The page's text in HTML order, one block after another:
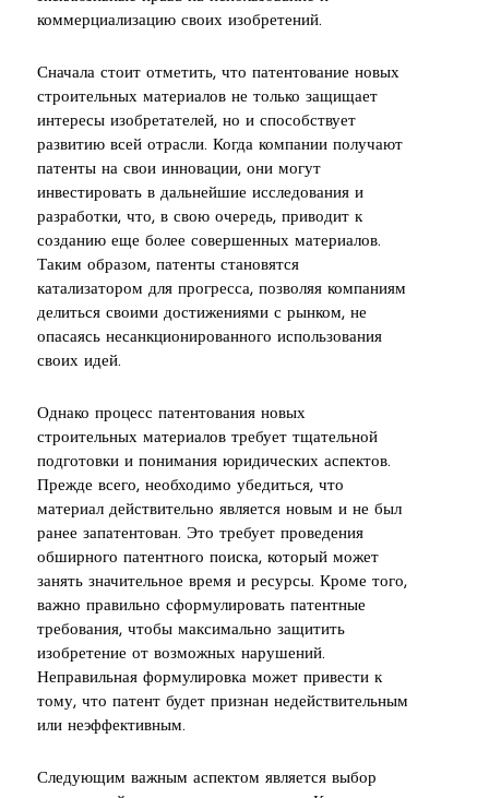
коммерциализацию своих изобретений.
Сначала стоит отметить, что патентование новых
строительных материалов не только защищает
интересы изобретателей, но и способствует
развитию всей отрасли. Когда компании получают
патенты на свои инновации, они могут
инвестировать в дальнейшие исследования и
разработки, что, в свою очередь, приводит к
созданию еще более совершенных материалов.
Таким образом, патенты становятся
катализатором для прогресса, позволяя компаниям
делиться своими достижениями с рынком, не
опасаясь несанкционированного использования
своих идей.
Однако процесс патентования новых
строительных материалов требует тщательной
подготовки и понимания юридических аспектов.
Прежде всего, необходимо убедиться, что
материал действительно является новым и не был
ранее запатентован. Это требует проведения
обширного патентного поиска, который может
занять значительное время и ресурсы. Кроме того,
важно правильно сформулировать патентные
требования, чтобы максимально защитить
изобретение от возможных нарушений.
Неправильная формулировка может привести к
тому, что патент будет признан недействительным
или неэффективным.
Следующим важным аспектом является выбор